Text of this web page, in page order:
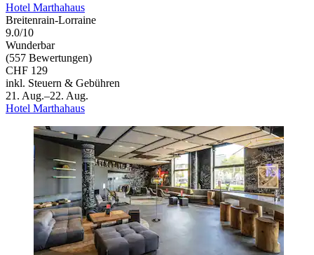
Hotel Marthahaus
Breitenrain-Lorraine
9.0/10
Wunderbar
(557 Bewertungen)
CHF 129
inkl. Steuern & Gebühren
21. Aug.–22. Aug.
Hotel Marthahaus